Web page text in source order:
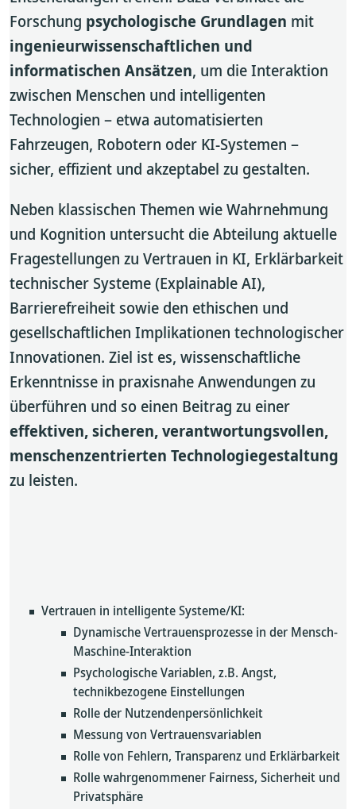
Forschung psychologische Grundlagen mit
ingenieurwissenschaftlichen und
informatischen Ansätzen, um die Interaktion
zwischen Menschen und intelligenten
Technologien – etwa automatisierten
Fahrzeugen, Robotern oder KI-Systemen –
sicher, effizient und akzeptabel zu gestalten.
Neben klassischen Themen wie Wahrnehmung
und Kognition untersucht die Abteilung aktuelle
Fragestellungen zu Vertrauen in KI, Erklärbarkeit
technischer Systeme (Explainable AI),
Barrierefreiheit sowie den ethischen und
gesellschaftlichen Implikationen technologischer
Innovationen. Ziel ist es, wissenschaftliche
Erkenntnisse in praxisnahe Anwendungen zu
überführen und so einen Beitrag zu einer
effektiven, sicheren, verantwortungsvollen,
menschenzentrierten Technologiegestaltung
zu leisten.
Vertrauen in intelligente Systeme/KI:
Dynamische Vertrauensprozesse in der Mensch-
Maschine-Interaktion
Psychologische Variablen, z.B. Angst,
technikbezogene Einstellungen
Rolle der Nutzendenpersönlichkeit
Messung von Vertrauensvariablen
Rolle von Fehlern, Transparenz und Erklärbarkeit
Rolle wahrgenommener Fairness, Sicherheit und
Privatsphäre